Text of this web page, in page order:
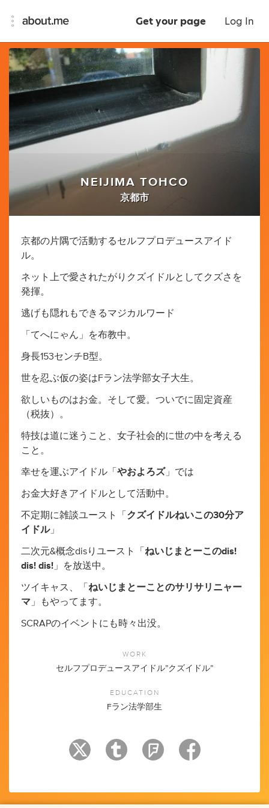
Get your page Log In
NEIJIMA TOHCO
京都市
京都の片隅で活動するセルフプロデュースアイド
ル。
ネット上で愛されたがりクズイドルとしてクズさを
発揮。
逃げも隠れもできるマジカルワード
「てへにゃん」を布教中。
身長153センチB型。
世を忍ぶ仮の姿はFラン法学部女子大生。
欲しいものはお金。そして愛。ついでに固定資産
（税抜）。
特技は道に迷うこと、女子社会的に世の中を考える
こと。
幸せを運ぶアイドル「 やおよろズ 」では
お金大好きアイドルとして活動中。
不定期に雑談ユースト「 クズイドルねいこの30分ア
イドル」
二次元&概念disりユースト「 ねいじまとーこのdis!
dis! dis! 」を放送中。
ツイキャス、「 ねいじまとーことのサリサリニャー
マ 」もやってます。
SCRAPのイベントにも時々出没。
WORK
セルフプロデュースアイドル”クズイドル”
EDUCATION
Fラン法学部生